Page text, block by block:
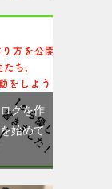
グを作
始めて